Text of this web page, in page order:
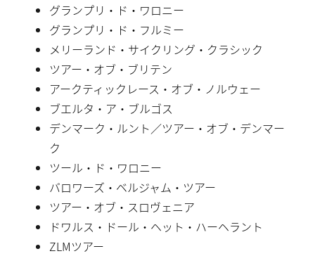
グランプリ・ド・ワロニー
グランプリ・ド・フルミー
メリーランド・サイクリング・クラシック
ツアー・オブ・ブリテン
アークティックレース・オブ・ノルウェー
ブエルタ・ア・ブルゴス
デンマーク・ルント／ツアー・オブ・デンマー
ク
ツール・ド・ワロニー
バロワーズ・ベルジャム・ツアー
ツアー・オブ・スロヴェニア
ドワルス・ドール・ヘット・ハーヘラント
ZLMツアー